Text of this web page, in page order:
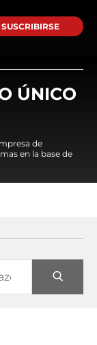
SUSCRIBIRSE
ÚNICO
de
en la base de